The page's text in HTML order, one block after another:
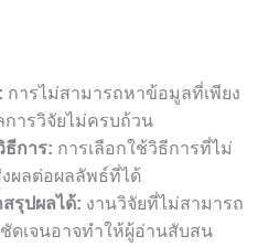
การไม่สามารถหาข้อมูลที่เพียง
ารวิจัยไม่ครบถ้วน
ธีการ: การเลือกใช้วิธีการที่ไม่
ผลต่อผลลัพธ์ที่ได้
รุปผลได้: งานวิจัยที่ไม่สามารถ
ดเจนอาจทำให้ผู้อ่านสับสน